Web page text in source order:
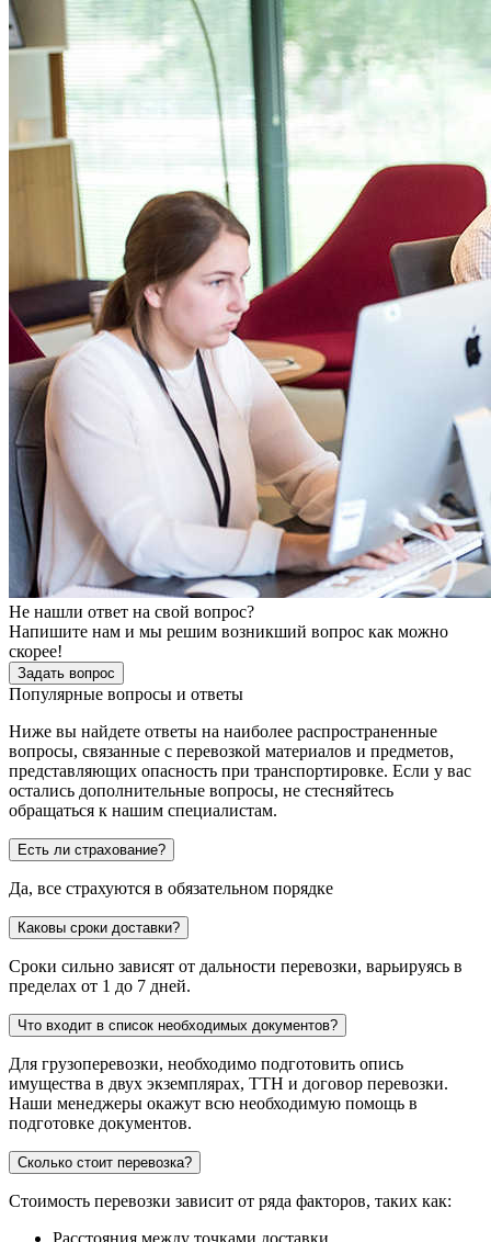
Не нашли ответ на свой вопрос?
Напишите нам и мы решим возникший вопрос как можно
скорее!
Задать вопрос
Популярные вопросы и ответы
Ниже вы найдете ответы на наиболее распространенные
вопросы, связанные с перевозкой материалов и предметов,
представляющих опасность при транспортировке. Если у вас
остались дополнительные вопросы, не стесняйтесь
обращаться к нашим специалистам.
Есть ли страхование?
Да, все страхуются в обязательном порядке
Каковы сроки доставки?
Сроки сильно зависят от дальности перевозки, варьируясь в
пределах от 1 до 7 дней.
Что входит в список необходимых документов?
Для грузоперевозки, необходимо подготовить опись
имущества в двух экземплярах, ТТН и договор перевозки.
Наши менеджеры окажут всю необходимую помощь в
подготовке документов.
Сколько стоит перевозка?
Стоимость перевозки зависит от ряда факторов, таких как: